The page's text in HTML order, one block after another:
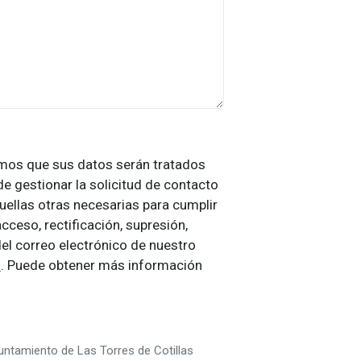
que sus datos serán tratados
gestionar la solicitud de contacto
otras necesarias para cumplir
rectificación, supresión,
correo electrónico de nuestro
. Puede obtener más información
de Las Torres de Cotillas